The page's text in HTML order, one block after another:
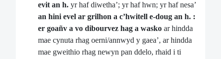
evit an h. yr haf diwetha’; yr haf hwn; yr haf nesa’
an hini evel ar grilhon a c’hwitell e-doug an h. :
er goañv a vo dibourvez hag a wasko ar hindda
mae cynuta rhag oerni/annwyd y gaea’, ar hindda
mae gweithio rhag newyn pan ddelo, rhaid i ti